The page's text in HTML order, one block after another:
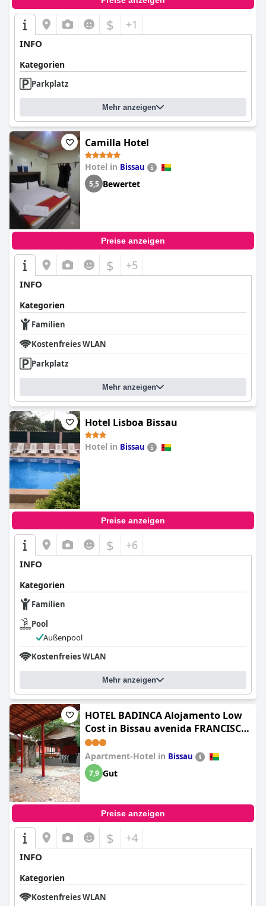
$ +1
INFO
Kategorien
Parkplatz
Mehr anzeigen
Camilla Hotel
Hotel in Bissau
5,5 Bewertet
Preise anzeigen
$ +5
INFO
Kategorien
Familien
Kostenfreies WLAN
Parkplatz
Mehr anzeigen
Hotel Lisboa Bissau
Hotel in Bissau
Preise anzeigen
$ +6
INFO
Kategorien
Familien
Pool
Außenpool
Kostenfreies WLAN
Mehr anzeigen
HOTEL BADINCA Alojamento Low
Cost in Bissau avenida FRANCISCO
MENDES
Apartment-Hotel in Bissau
7,9 Gut
Preise anzeigen
$ +4
INFO
Kategorien
Kostenfreies WLAN